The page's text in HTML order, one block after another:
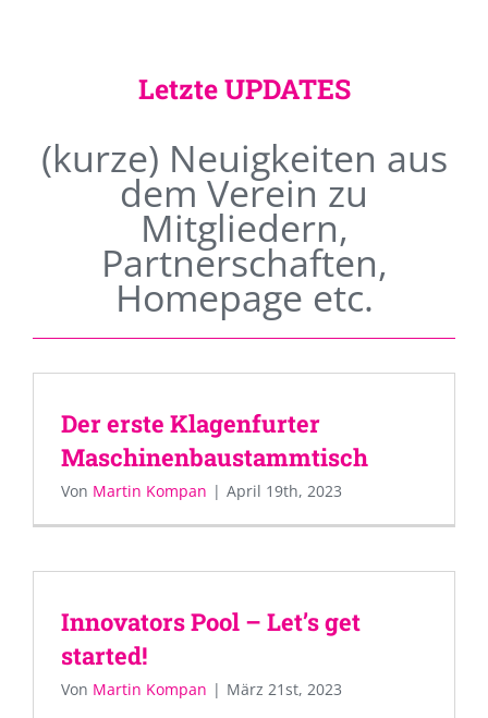
Letzte UPDATES
(kurze) Neuigkeiten aus
dem Verein zu
Mitgliedern,
Partnerschaften,
Homepage etc.
Der erste Klagenfurter
Maschinenbaustammtisch
Von Martin Kompan | April 19th, 2023
Innovators Pool – Let’s get
started!
Von Martin Kompan | März 21st, 2023